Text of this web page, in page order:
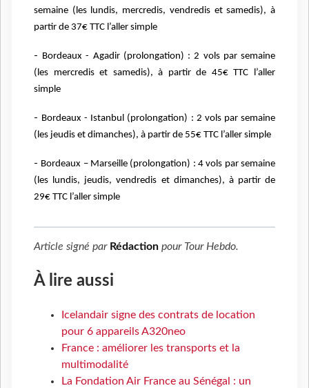
semaine (les lundis, mercredis, vendredis et samedis), à
partir de 37€ TTC l’aller simple
- Bordeaux - Agadir (prolongation) : 2 vols par semaine
(les mercredis et samedis), à partirde 45€ TTC l’aller
simple
- Bordeaux - Istanbul (prolongation) : 2 vols par semaine
(les jeudis et dimanches), à partir de 55€ TTC l’aller simple
- Bordeaux – Marseille (prolongation) : 4 vols par semaine
(les lundis, jeudis, vendredis et dimanches), à partir de
29€ TTC l’aller simple
Article signé par Rédaction pour Tour Hebdo.
À lire aussi
Icelandair signe des contrats de location
pour 6 appareils A320neo
France : améliorer les transports et la
multimodalité
La Fondation Air France au Sénégal : un